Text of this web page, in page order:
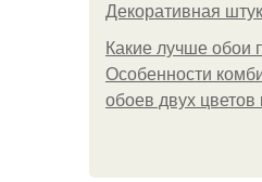
Декоративная
Какие лучше обои
Особенности
обоев двух цветов